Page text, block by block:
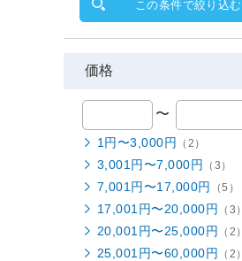
この条件で絞り込む
価格
〜
1円〜3,000円 （2）
3,001円〜7,000円 （3）
7,001円〜17,000円 （5）
17,001円〜20,000円 （3）
20,001円〜25,000円 （2）
25,001円〜60,000円 （2）